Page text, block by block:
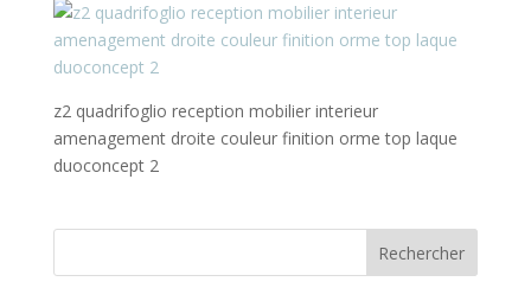
z2 quadrifoglio reception mobilier interieur
amenagement droite couleur finition orme top laque
duoconcept 2